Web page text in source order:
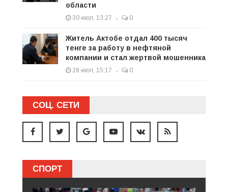
области
30-июл, 13:27 0
Житель Актобе отдал 400 тысяч
тенге за работу в нефтяной
компании и стал жертвой мошенника
28-июл, 15:17 0
СОЦ. СЕТИ
СПОРТ